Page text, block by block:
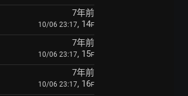
7年前
10/06 23:17, 14F
7年前
10/06 23:17, 15F
7年前
10/06 23:17, 16F